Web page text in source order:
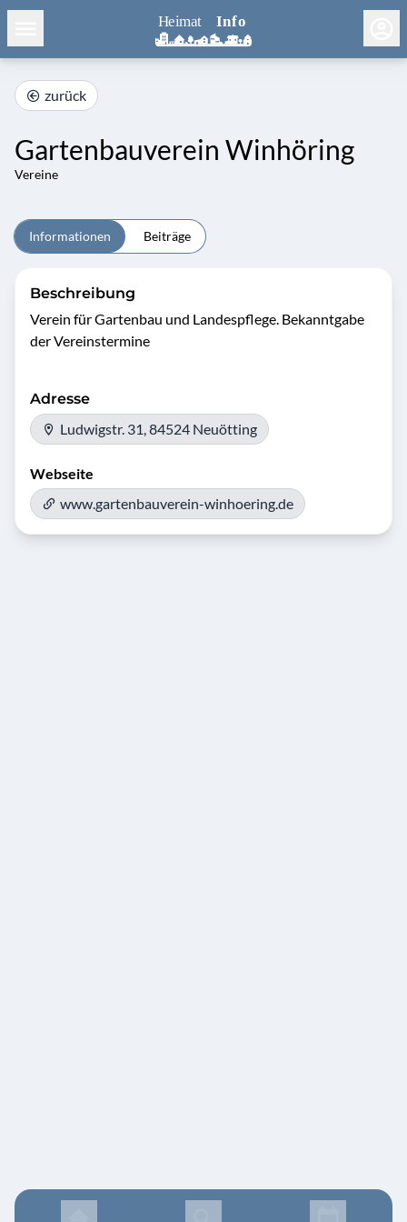
zurück
Gartenbauverein Winhöring
Vereine
Informationen Beiträge
Beschreibung
Verein für Gartenbau und Landespflege. Bekanntgabe
der Vereinstermine
Adresse
Ludwigstr. 31, 84524 Neuötting
Webseite
www.gartenbauverein-winhoering.de